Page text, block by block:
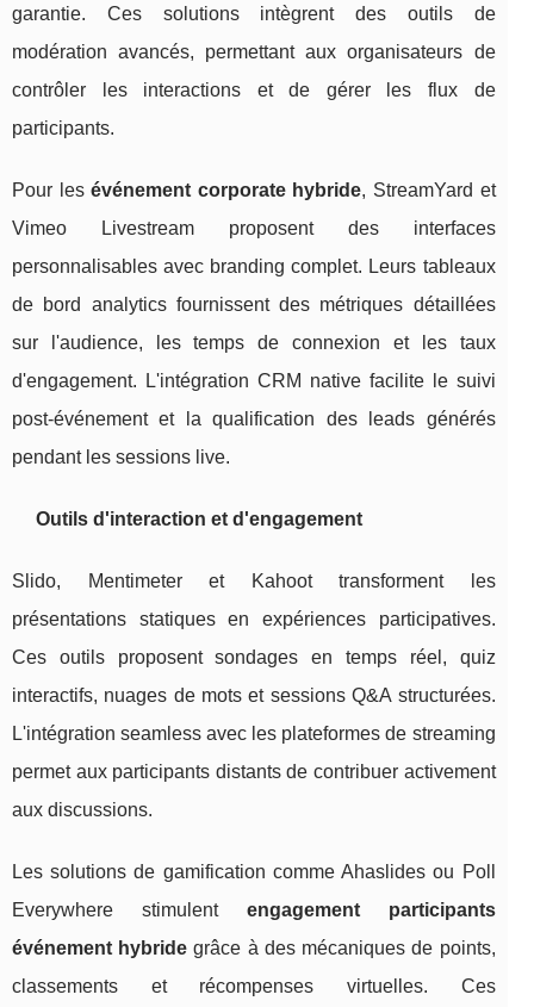
garantie. Ces solutions intègrent des outils de
modération avancés, permettant aux organisateurs de
contrôler les interactions et de gérer les flux de
participants.
Pour lesévénement corporate hybride, StreamYard et
Vimeo Livestream proposent des interfaces
personnalisables avec branding complet. Leurs tableaux
de bord analytics fournissent des métriques détaillées
sur l'audience, les temps de connexion et les taux
d'engagement. L'intégration CRM native facilite le suivi
post-événement et la qualification des leads générés
pendant les sessions live.
Outils d'interaction et d'engagement
Slido, Mentimeter et Kahoot transforment les
présentations statiques en expériences participatives.
Ces outils proposent sondages en temps réel, quiz
interactifs, nuages de mots et sessions Q&A structurées.
L'intégration seamless avec les plateformes de streaming
permet aux participants distants de contribuer activement
aux discussions.
Les solutions de gamification comme Ahaslides ou Poll
Everywhere stimulent engagement participants
événement hybride grâce à des mécaniques de points,
classements et récompenses virtuelles. Ces